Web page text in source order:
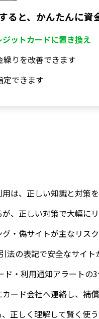
ると、かんたんに資
ジットカードに置き換え
繰りを改善できます
定できます
は、正しい知識と対策
、正しい対策で大幅に
・偽サイトが主なリス
法の表記で安全なサイ
ド・利用通知アラートの
ード会社へ連絡し、補
正しく理解して賢く使